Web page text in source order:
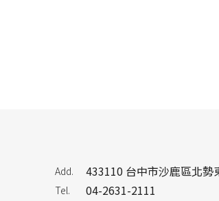
Add. 433110 台中市沙鹿區北勢
Tel. 04-2631-2111